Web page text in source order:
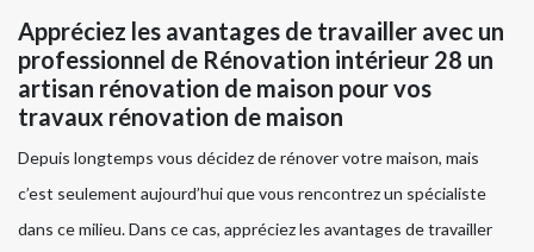
Appréciez les avantages de travailler avec un
professionnel de Rénovation intérieur 28 un
artisan rénovation de maison pour vos
travaux rénovation de maison
Depuis longtemps vous décidez de rénover votre maison, mais
c’est seulement aujourd’hui que vous rencontrez un spécialiste
dans ce milieu. Dans ce cas, appréciez les avantages de travailler